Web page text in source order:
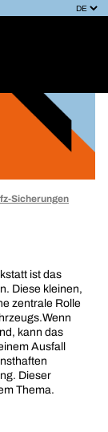
Sicherungen
ist das
Diese kleinen,
zentrale Rolle
kann das
Ausfall
Dieser
Thema.